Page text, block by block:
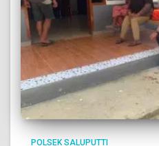
POLSEK SALUPUTTI